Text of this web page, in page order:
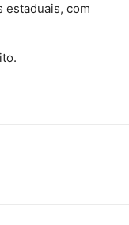
estaduais, com